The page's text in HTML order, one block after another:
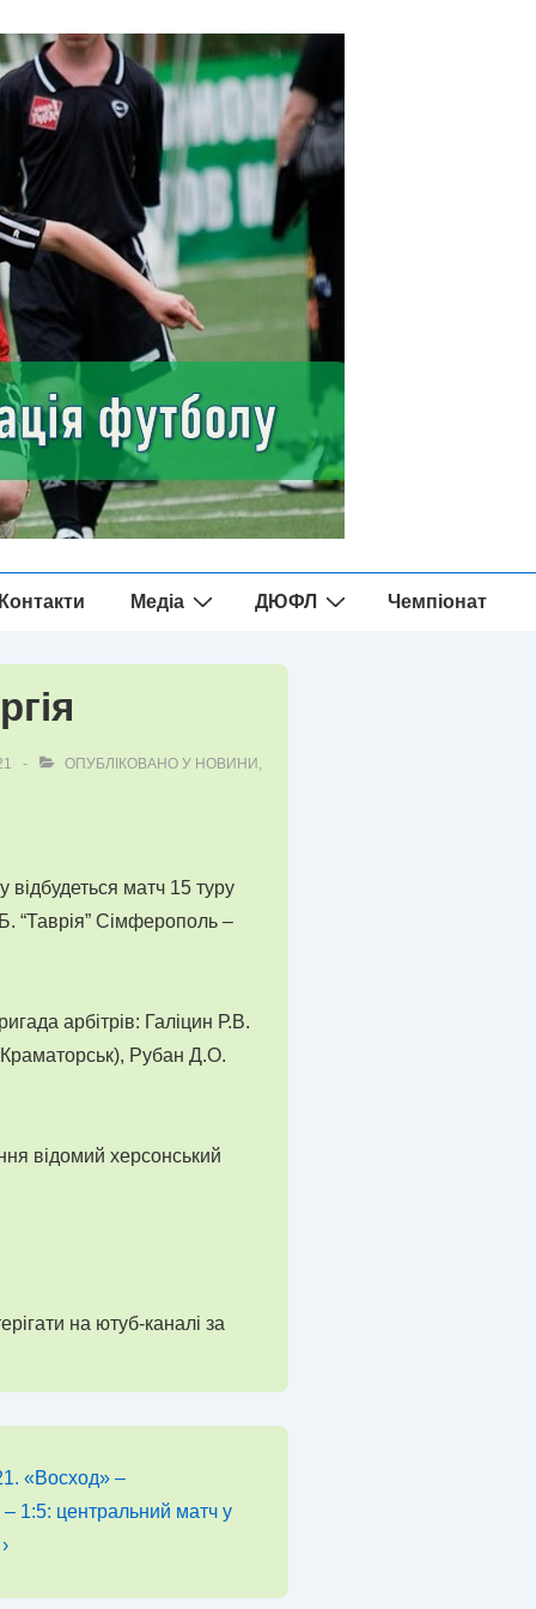
Контакти Медіа ДЮФЛ Чемпіонат
ОПУБЛІКОВАНО У НОВИНИ ,
відбудеться матч 15 туру
“Таврія” Сімферополь –
арбітрів: Галіцин Р.В.
Рубан Д.О.
відомий херсонський
на ютуб-каналі за
«Восход» –
1:5: центральний матч у